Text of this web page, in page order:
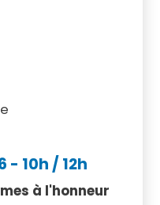
- 10h / 12h
à l'honneur